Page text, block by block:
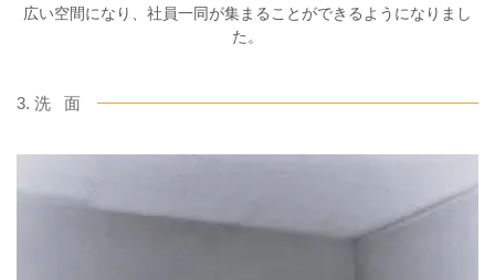
広い空間になり、社員一同が集まることができるようになりまし
た。
3. 洗 面